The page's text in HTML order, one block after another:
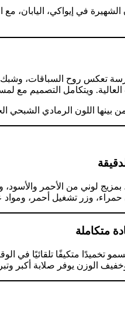
تعكس روح السباقات، وشبك
ويتكامل التصميم مع
بينها اللون الرمادي الشبحي
بمزيج لوني من الأحمر
حمراء، وزر تشغيل أحمر،
متكاملة